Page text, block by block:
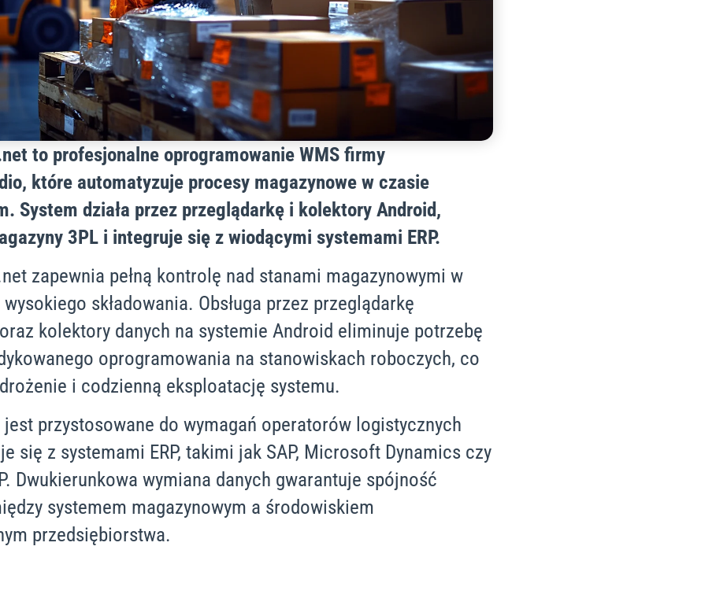
to profesjonalne oprogramowanie WMS firmy
które automatyzuje procesy magazynowe w czasie
System działa przez przeglądarkę i kolektory Android,
3PL i integruje się z wiodącymi systemami ERP.
zapewnia pełną kontrolę nad stanami magazynowymi w
składowania. Obsługa przez przeglądarkę
kolektory danych na systemie Android eliminuje potrzebę
oprogramowania na stanowiskach roboczych, co
i codzienną eksploatację systemu.
jest przystosowane do wymagań operatorów logistycznych
się z systemami ERP, takimi jak SAP, Microsoft Dynamics czy
Dwukierunkowa wymiana danych gwarantuje spójność
systemem magazynowym a środowiskiem
przedsiębiorstwa.